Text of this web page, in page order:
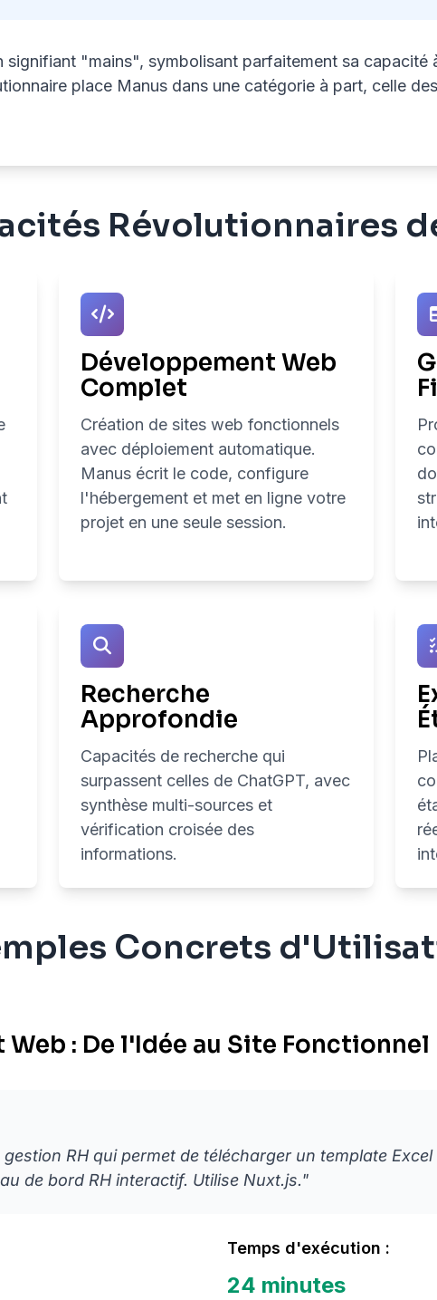
"mains", symbolisant parfaitement sa
place Manus dans une catégorie à part, celle
Révolutionnaires
Développement Web
Complet
Création de sites web fonctionnels
avec déploiement automatique.
Manus écrit le code, configure
l'hébergement et met en ligne votre
projet en une seule session.
Recherche
Approfondie
Capacités de recherche qui
surpassent celles de ChatGPT, avec
synthèse multi-sources et
vérification croisée des
informations.
Concrets
: De l'Idée au Site Fonctionnel
RH qui permet de télécharger un template
de bord RH interactif. Utilise Nuxt.js."
Temps d'exécution :
24 minutes